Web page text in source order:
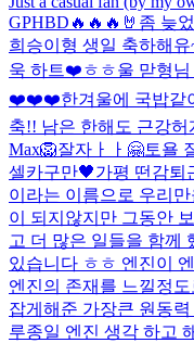
GPHBD🔥🔥🔥🤘 좀 늦
희승이형 생일 축하해
욱 하트❤️ㅎㅎ울 맏형
❤️❤️❤️한겨울에 국밥같
축!! 남은 한해도 근강
Max🦁잘자ㅏㅏ 🤗토욜
셀카구만🖤가평 떤감퇴
이라는 이름으로 우리
이 되지않지만 그동안
고 더 많은 일들을 함께
있습니다 ㅎㅎ 엔진이
엔진의 존재를 느낄정
잡게해준 가장큰 원동
루종일 엔진 생각 하고